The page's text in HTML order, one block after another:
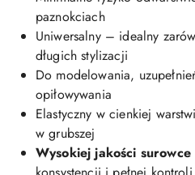
paznokciach
Uniwersalny – idealny
długich stylizacji
Do modelowania,
opiłowywania
Elastyczny w cienkiej
w grubszej
Wysokiej jakości surowce